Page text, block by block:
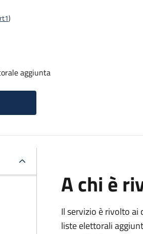
)
aggiunta
A chi è
Il servizio è rivolto
liste elettorali